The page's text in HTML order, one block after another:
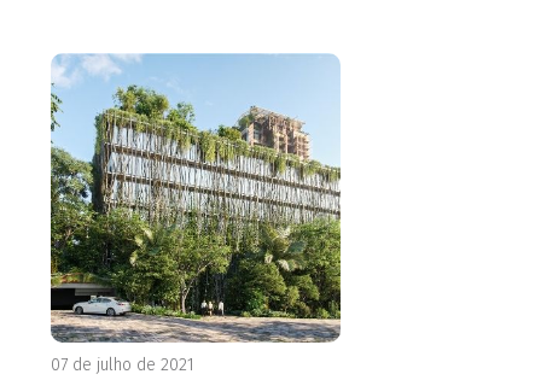
07 de julho de 2021